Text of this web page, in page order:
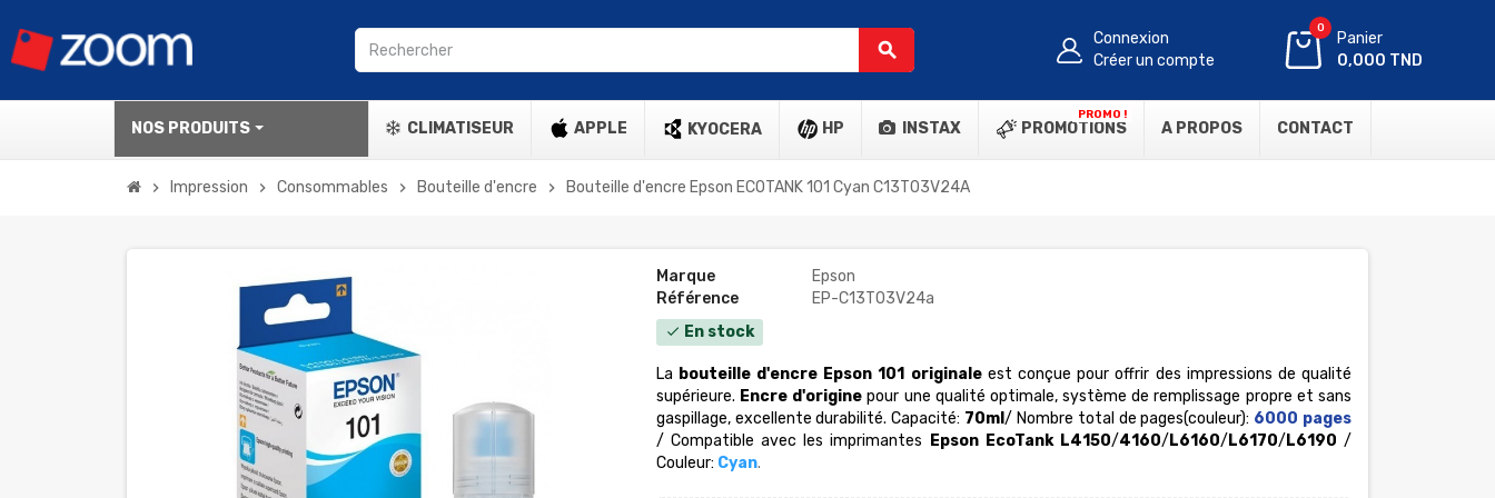
search
Connexion
Créer un compte
0
Panier
0,000 TND
NOS PRODUITS CLIMATISEUR APPLE KYOCERA HP INSTAX PROMOTIONS
PROMO !
A PROPOS CONTACT
chevron_right Impression chevron_right Consommables chevron_right Bouteille d'encre chevron_right Bouteille d'encre Epson ECOTANK 101 Cyan C13T03V24A
Marque
Epson
Référence
EP-C13T03V24a
check En stock
La bouteille d'encre Epson 101 originaleest conçue pour offrir des impressions de qualité
supérieure. Encre d'origine pour une qualité optimale, système de remplissage propre et sans
gaspillage, excellente durabilité. Capacité: 70ml/ Nombre total de pages(couleur): 6000 pages
/ Compatible avec les imprimantes
Epson EcoTank L4150/4160/ L6160/ L6170/ L6190 /
Couleur: Cyan.